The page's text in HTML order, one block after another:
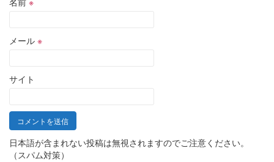
メール ※
サイト
日本語が含まれない投稿は無視されますのでご注意ください。
（スパム対策）